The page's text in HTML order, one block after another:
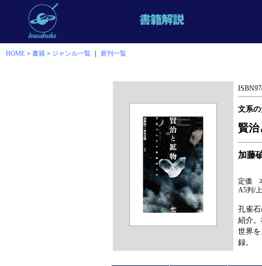
HOME > 書籍 > ジャンル一覧 ｜ 新刊一覧
文系
賢治
加藤
定価
A5判/
孔雀
紹介
世界
録。